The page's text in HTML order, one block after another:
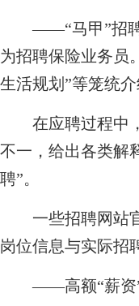
——“马甲”招聘层
为招聘保险业务员
生活规划”等笼统介
在应聘过程中，
不一，给出各类解
聘”。
一些招聘网站官
岗位信息与实际招
——高额“薪资”虚